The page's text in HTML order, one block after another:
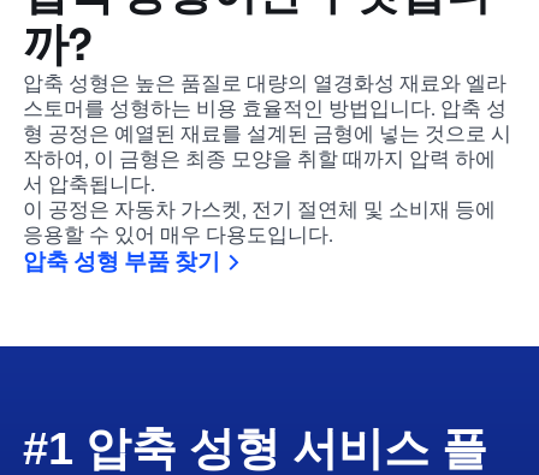
까?
압축 성형은 높은 품질로 대량의 열경화성 재료와 엘라
스토머를 성형하는 비용 효율적인 방법입니다. 압축 성
형 공정은 예열된 재료를 설계된 금형에 넣는 것으로 시
작하여, 이 금형은 최종 모양을 취할 때까지 압력 하에
서 압축됩니다.
이 공정은 자동차 가스켓, 전기 절연체 및 소비재 등에
응용할 수 있어 매우 다용도입니다.
압축 성형 부품 찾기
#1 압축 성형 서비스 플